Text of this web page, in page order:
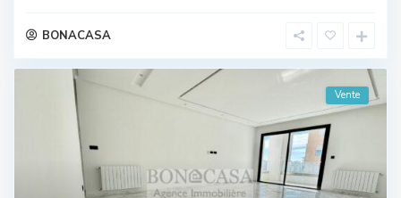
BONACASA
Vente